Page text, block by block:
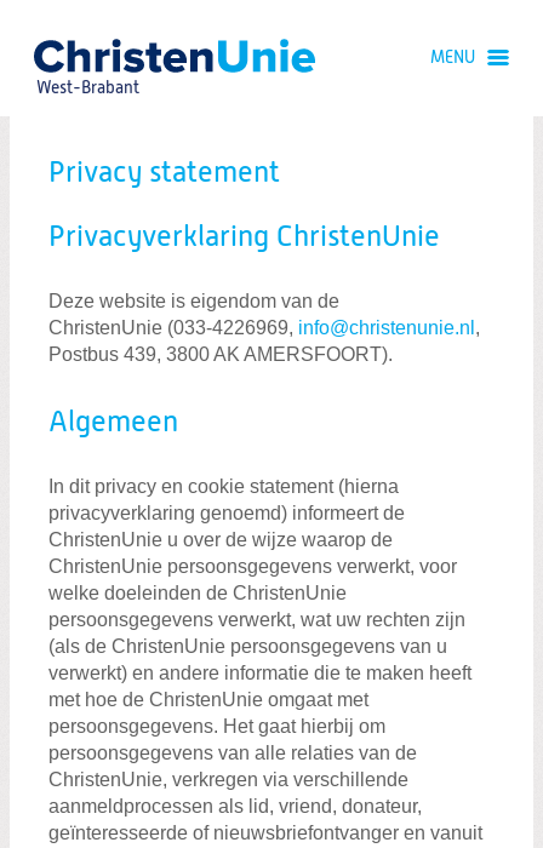
Spring
naar
West-Brabant
MENU
Zoeken:
Zoeken
Privacy statement
Privacyverklaring ChristenUnie
Deze website is eigendom van de
ChristenUnie (033-4226969, info@christenunie.nl ,
Postbus 439, 3800 AK AMERSFOORT).
Algemeen
In dit privacy en cookie statement (hierna
privacyverklaring genoemd) informeert de
ChristenUnie u over de wijze waarop de
ChristenUnie persoonsgegevens verwerkt, voor
welke doeleinden de ChristenUnie
persoonsgegevens verwerkt, wat uw rechten zijn
(als de ChristenUnie persoonsgegevens van u
verwerkt) en andere informatie die te maken heeft
met hoe de ChristenUnie omgaat met
persoonsgegevens. Het gaat hierbij om
persoonsgegevens van alle relaties van de
ChristenUnie, verkregen via verschillende
aanmeldprocessen als lid, vriend, donateur,
geïnteresseerde of nieuwsbriefontvanger en vanuit